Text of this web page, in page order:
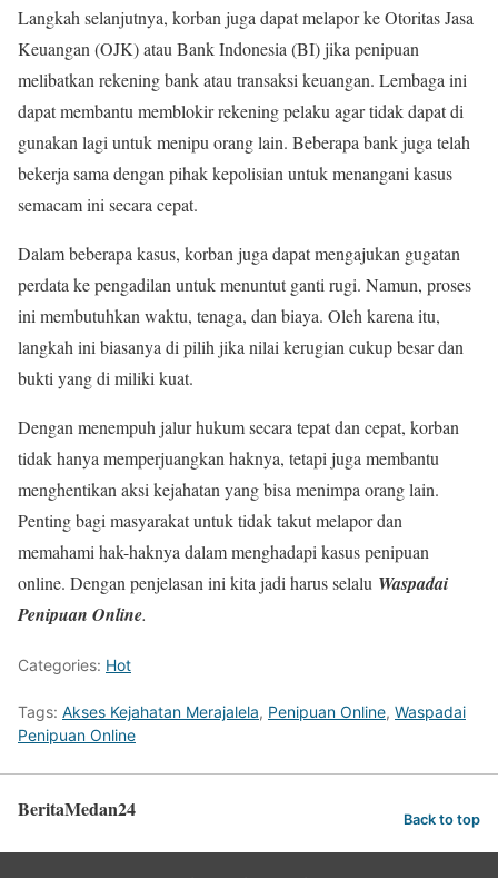
Langkah selanjutnya, korban juga dapat melapor ke Otoritas Jasa
Keuangan (OJK) atau Bank Indonesia (BI) jika penipuan
melibatkan rekening bank atau transaksi keuangan. Lembaga ini
dapat membantu memblokir rekening pelaku agar tidak dapat di
gunakan lagi untuk menipu orang lain. Beberapa bank juga telah
bekerja sama dengan pihak kepolisian untuk menangani kasus
semacam ini secara cepat.
Dalam beberapa kasus, korban juga dapat mengajukan gugatan
perdata ke pengadilan untuk menuntut ganti rugi. Namun, proses
ini membutuhkan waktu, tenaga, dan biaya. Oleh karena itu,
langkah ini biasanya di pilih jika nilai kerugian cukup besar dan
bukti yang di miliki kuat.
Dengan menempuh jalur hukum secara tepat dan cepat, korban
tidak hanya memperjuangkan haknya, tetapi juga membantu
menghentikan aksi kejahatan yang bisa menimpa orang lain.
Penting bagi masyarakat untuk tidak takut melapor dan
memahami hak-haknya dalam menghadapi kasus penipuan
online. Dengan penjelasan ini kita jadi harus selalu Waspadai
Penipuan Online.
Categories: Hot
Tags: Akses Kejahatan Merajalela, Penipuan Online, Waspadai
Penipuan Online
BeritaMedan24 Back to top